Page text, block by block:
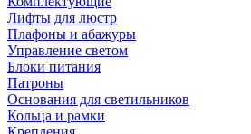
Лифты для люстр
Плафоны и абажуры
Управление светом
Блоки питания
Патроны
Основания для светильников
Кольца и рамки